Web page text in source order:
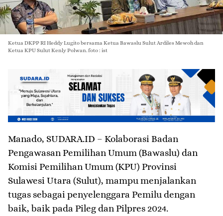
Ketua DKPP RI Heddy Lugito bersama Ketua Bawaslu Sulut Ardiles Mewoh dan
Ketua KPU Sulut Kenly Polwan. foto : ist
Manado, SUDARA.ID – Kolaborasi Badan
Pengawasan Pemilihan Umum (Bawaslu) dan
Komisi Pemilihan Umum (KPU) Provinsi
Sulawesi Utara (Sulut), mampu menjalankan
tugas sebagai penyelenggara Pemilu dengan
baik, baik pada Pileg dan Pilpres 2024.